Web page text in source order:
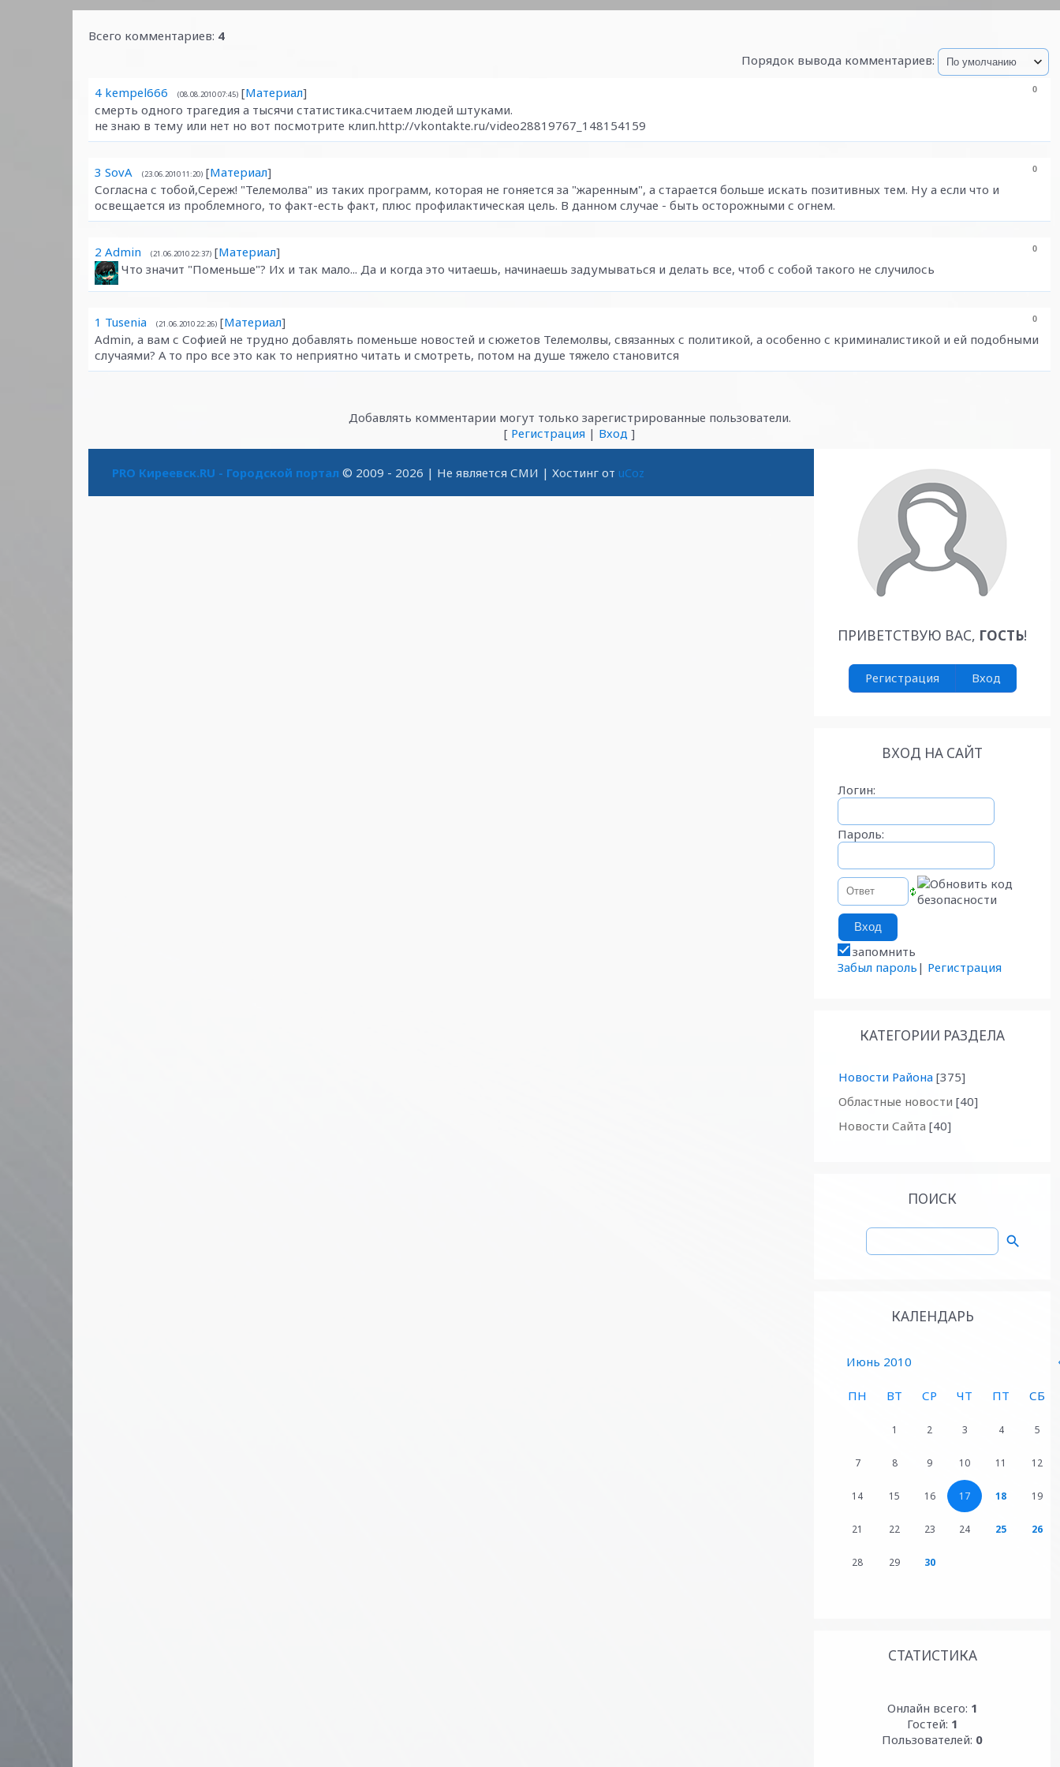
Всего комментариев: 4
Порядок вывода комментариев:
0
4 kempel666 (08.08.2010 07:45) [Материал]
смерть одного трагедия а тысячи статистика.считаем людей штуками.
не знаю в тему или нет но вот посмотрите клип.http://vkontakte.ru/video28819767_148154159
0
3 SovA (23.06.2010 11:20) [Материал]
Согласна с тобой,Сереж! "Телемолва" из таких программ, которая не гоняется за "жаренным", а старается больше искать позитивных тем. Ну а если что и
освещается из проблемного, то факт-есть факт, плюс профилактическая цель. В данном случае - быть осторожными с огнем.
0
2 Admin (21.06.2010 22:37) [Материал]
Что значит "Поменьше"? Их и так мало... Да и когда это читаешь, начинаешь задумываться и делать все, чтоб с собой такого не случилось
0
1 Tusenia (21.06.2010 22:26) [Материал]
Admin, а вам с Софией не трудно добавлять поменьше новостей и сюжетов Телемолвы, связанных с политикой, а особенно с криминалистикой и ей подобными
случаями? А то про все это как то неприятно читать и смотреть, потом на душе тяжело становится
Добавлять комментарии могут только зарегистрированные пользователи.
[ Регистрация | Вход ]
ПРИВЕТСТВУЮ ВАС, ГОСТЬ!
Регистрация Вход
ВХОД НА САЙТ
Логин:
Пароль:
запомнить
Забыл пароль | Регистрация
КАТЕГОРИИ РАЗДЕЛА
Новости Района [375]
Областные новости [40]
Новости Сайта [40]
ПОИСК
КАЛЕНДАРЬ
Июнь 2010
ПН ВТ СР ЧТ ПТ СБ
1 2 3 4 5
7 8 9 10 11 12
14 15 16 17 18 19
21 22 23 24 25 26
28 29 30
СТАТИСТИКА
Онлайн всего: 1
Гостей: 1
Пользователей: 0
PRO Киреевск.RU - Городской портал © 2009 - 2026 | Не является СМИ | Хостинг от uCoz